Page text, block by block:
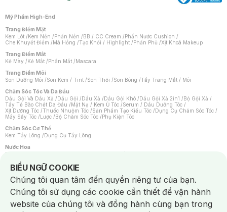
Mỹ Phẩm High-End
Trang Điểm Mặt
Kem Lót /Kem Nền /Phấn Nền /BB / CC Cream /Phấn Nước Cushion /
Che Khuyết Điểm /Má Hồng /Tạo Khối / Highlight /Phấn Phủ /Xịt Khoá Makeup
Trang Điểm Mắt
Kẻ Mày /Kẻ Mắt /Phấn Mắt /Mascara
Trang Điểm Môi
Son Dưỡng Môi /Son Kem / Tint /Son Thỏi /Son Bóng /Tẩy Trang Mắt / Môi
Chăm Sóc Tóc Và Da Đầu
Dầu Gội Và Dầu Xả /Dầu Gội /Dầu Xả /Dầu Gội Khô /Dầu Gội Xả 2in1 /Bộ Gội Xả /
Tẩy Tế Bào Chết Da Đầu /Mặt Nạ / Kem Ủ Tóc /Serum / Dầu Dưỡng Tóc /
Xịt Dưỡng Tóc /Thuốc Nhuộm Tóc /Sản Phẩm Tạo Kiểu Tóc /Dụng Cụ Chăm Sóc Tóc /
Máy Sấy Tóc /Lược /Bộ Chăm Sóc Tóc /Phụ Kiện Tóc
Chăm Sóc Cơ Thể
Kem Tẩy Lông /Dụng Cụ Tẩy Lông
Nước Hoa
Nước Hoa Nữ
Chăm Sóc Cá Nhân
Chống Muỗi /Khẩu Trang /Máy Massage/Mặt Nạ Xông Hơi /Nước Rửa Tay/
Sản Phẩm Chăm Sóc Khác /Bàn Chải Đánh Răng /Bàn Chải Điện/
Hỗ Trợ Trắng Răng/Kem Đánh Răng /Máy Tăm Nước/ Nước Súc Miệng/
Tăm / Chỉ Nha Khoa/ Xịt Thơm Miệng / Dung Dịch Vệ Sinh/Dưỡng Vùng Kín/
Khăn Ướt Vệ Sinh Vùng Kín/Băng Vệ Sinh/Tampon/Bọt Cạo Râu /Dao Cạo Râu/
Máy Cạo Râu
BIỂU NGỮ COOKIE
Notice about cookies usage
Chúng tôi quan tâm đến quyền riêng tư của bạn.
Chúng tôi sử dụng các cookie cần thiết để vận hành
website của chúng tôi và đồng hành cùng bạn trong